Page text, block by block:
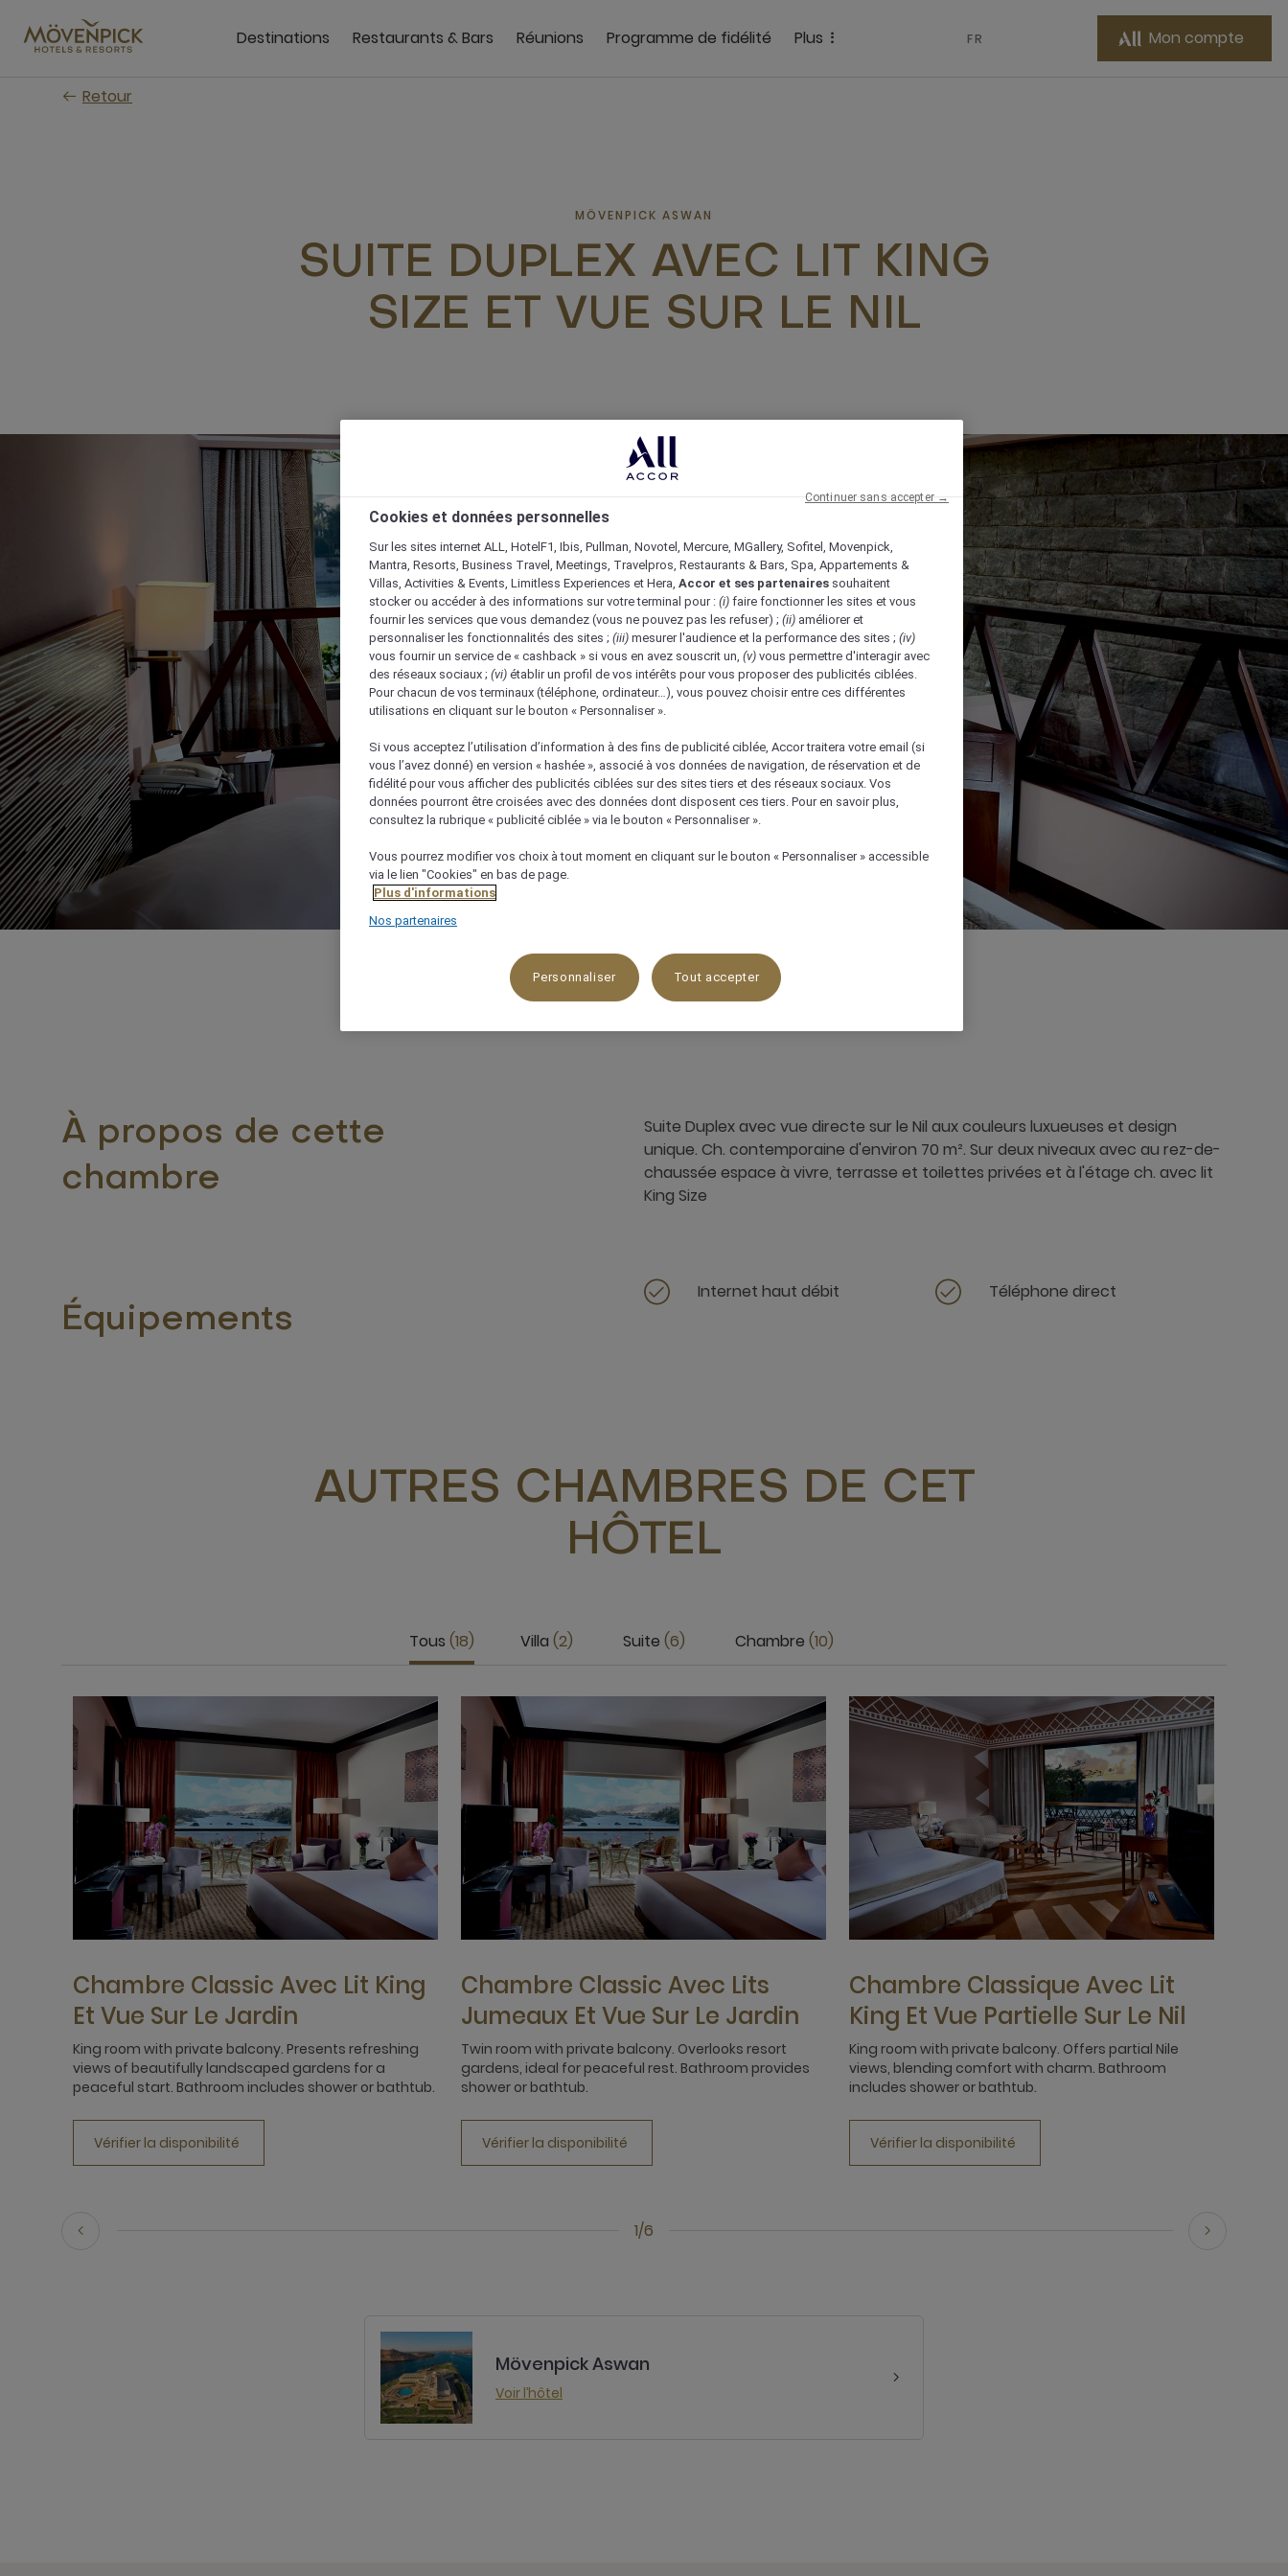
contenu
Destinations Restaurants & Bars Réunions Programme de fidélité Plus FR Mon compte
Retour
MÖVENPICK ASWAN
SUITE DUPLEX AVEC LIT KING
SIZE ET VUE SUR LE NIL
70 m² 4 x
À propos de cette
chambre
Suite Duplex avec vue directe sur le Nil aux couleurs luxueuses et design
unique. Ch. contemporaine d'environ 70 m². Sur deux niveaux avec au rez-de-
chaussée espace à vivre, terrasse et toilettes privées et à l'étage ch. avec lit
King Size
Équipements
Internet haut débit Téléphone direct
AUTRES CHAMBRES DE CET
HÔTEL
Tous 18 Villa 2 Suite 6 Chambre 10
1/6
Chambre Classic Avec Lit King
Et Vue Sur Le Jardin
King room with private balcony. Presents refreshing
views of beautifully landscaped gardens for a
peaceful start. Bathroom includes shower or bathtub.
Vérifier la disponibilité
Chambre Classic Avec Lits
Jumeaux Et Vue Sur Le Jardin
Twin room with private balcony. Overlooks resort
gardens, ideal for peaceful rest. Bathroom provides
shower or bathtub.
Vérifier la disponibilité
Chambre Classique Avec Lit
King Et Vue Partielle Sur Le Nil
King room with private balcony. Offers partial Nile
views, blending comfort with charm. Bathroom
includes shower or bathtub.
Vérifier la disponibilité
Mövenpick Aswan
Voir l’hôtel
Cookies et données personnelles
Sur les sites internet ALL, HotelF1, Ibis, Pullman, Novotel, Mercure, MGallery, Sofitel, Movenpick,
Mantra, Resorts, Business Travel, Meetings, Travelpros, Restaurants & Bars, Spa, Appartements &
Villas, Activities & Events, Limitless Experiences et Hera, Accor et ses partenaires souhaitent
stocker ou accéder à des informations sur votre terminal pour : (i) faire fonctionner les sites et vous
fournir les services que vous demandez (vous ne pouvez pas les refuser) ; (ii) améliorer et
personnaliser les fonctionnalités des sites ; (iii) mesurer l'audience et la performance des sites ; (iv)
vous fournir un service de « cashback » si vous en avez souscrit un, (v) vous permettre d'interagir avec
des réseaux sociaux ; (vi) établir un profil de vos intérêts pour vous proposer des publicités ciblées.
Pour chacun de vos terminaux (téléphone, ordinateur…), vous pouvez choisir entre ces différentes
utilisations en cliquant sur le bouton « Personnaliser ».
Si vous acceptez l’utilisation d’information à des fins de publicité ciblée, Accor traitera votre email (si
vous l’avez donné) en version « hashée », associé à vos données de navigation, de réservation et de
fidélité pour vous afficher des publicités ciblées sur des sites tiers et des réseaux sociaux. Vos
données pourront être croisées avec des données dont disposent ces tiers. Pour en savoir plus,
consultez la rubrique « publicité ciblée » via le bouton « Personnaliser ».
Vous pourrez modifier vos choix à tout moment en cliquant sur le bouton « Personnaliser » accessible
via le lien "Cookies" en bas de page.
Plus d'informations
Nos partenaires
Personnaliser Tout accepter
Continuer sans accepter →